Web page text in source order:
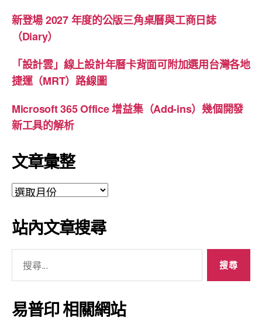
新登場 2027 年度的公版三角桌曆與工商日誌
（Diary）
「設計雲」線上設計年曆卡背面可附加選用台灣各地
捷運（MRT）路線圖
Microsoft 365 Office 增益集（Add-ins）幾個開發
新工具的解析
文章彙整
文
彙
整
站內文章搜尋
關
鍵
字:
易普印 相關網站